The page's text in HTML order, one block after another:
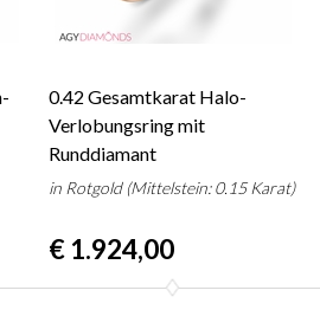
0.42 Gesamtkarat Halo-
Verlobungsring mit
Runddiamant
in Rotgold (Mittelstein: 0.15 Karat)
€ 1.924,00